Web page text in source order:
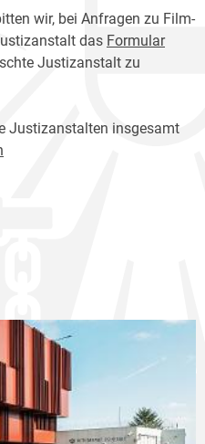
wir, bei Anfragen zu Film-
das Formular
Justizanstalt zu
Justizanstalten insgesamt